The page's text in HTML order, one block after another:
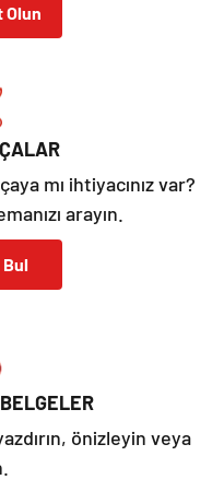
Olun
mı ihtiyacınız var?
arayın.
Bul
önizleyin veya